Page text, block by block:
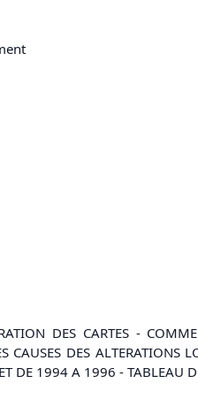
DES CARTES -
CAUSES DES ALTERATIONS
DE 1994 A 1996 - TABLEAU